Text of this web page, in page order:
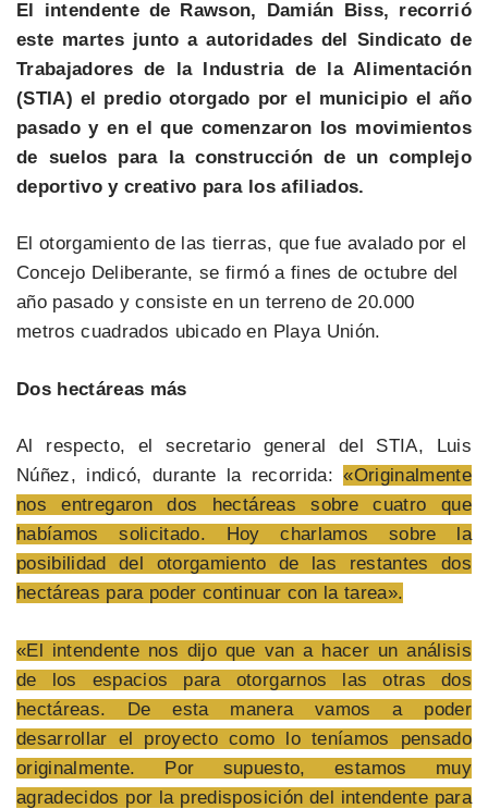
El intendente de Rawson, Damián Biss, recorrió
este martes junto a autoridades del Sindicato de
Trabajadores de la Industria de la Alimentación
(STIA) el predio otorgado por el municipio el año
pasado y en el que comenzaron los movimientos
de suelos para la construcción de un complejo
deportivo y creativo para los afiliados.
El otorgamiento de las tierras, que fue avalado por el
Concejo Deliberante, se firmó a fines de octubre del
año pasado y consiste en un terreno de 20.000
metros cuadrados ubicado en Playa Unión.
Dos hectáreas más
Al respecto, el secretario general del STIA, Luis
Núñez, indicó, durante la recorrida:«Originalmente
nos entregaron dos hectáreas sobre cuatro que
habíamos solicitado. Hoy charlamos sobre la
posibilidad del otorgamiento de las restantes dos
hectáreas para poder continuar con la tarea».
«El intendente nos dijo que van a hacer un análisis
de los espacios para otorgarnos las otras dos
hectáreas. De esta manera vamos a poder
desarrollar el proyecto como lo teníamos pensado
originalmente. Por supuesto, estamos muy
agradecidos por la predisposición del intendente para